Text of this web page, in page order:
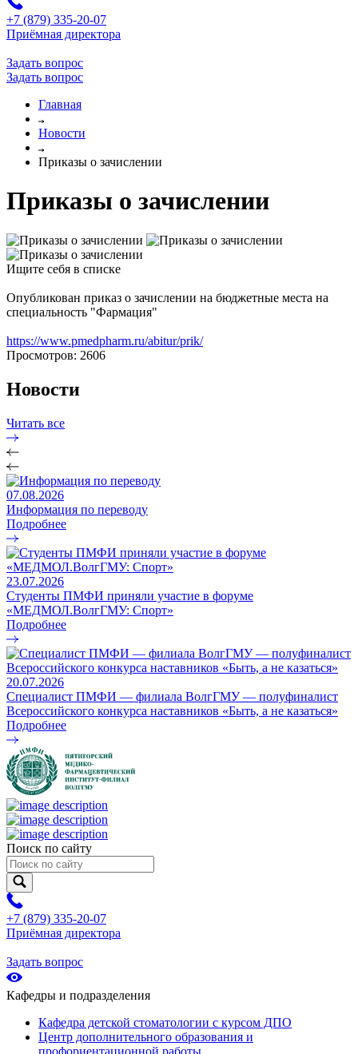
+7 (879) 335-20-07
Приёмная директора
Задать вопрос
Задать вопрос
Главная
Новости
Приказы о зачислении
Приказы о зачислении
Ищите себя в списке
Опубликован приказ о зачислении на бюджетные места на
специальность "Фармация"
https://www.pmedpharm.ru/abitur/prik/
Просмотров: 2606
Новости
Читать все
07.08.2026
Информация по переводу
Подробнее
23.07.2026
Студенты ПМФИ приняли участие в форуме
«МЕДМОЛ.ВолгГМУ: Спорт»
Подробнее
20.07.2026
Специалист ПМФИ — филиала ВолгГМУ — полуфиналист
Всероссийского конкурса наставников «Быть, а не казаться»
Подробнее
Поиск по сайту
+7 (879) 335-20-07
Приёмная директора
Задать вопрос
Кафедры и подразделения
Кафедра детской стоматологии с курсом ДПО
Центр дополнительного образования и
профориентационной работы